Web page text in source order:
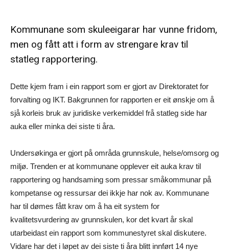
Kommunane som skuleeigarar har vunne fridom,
men og fått att i form av strengare krav til
statleg rapportering.
Dette kjem fram i ein rapport som er gjort av Direktoratet for
forvalting og IKT. Bakgrunnen for rapporten er eit ønskje om å
sjå korleis bruk av juridiske verkemiddel frå statleg side har
auka eller minka dei siste ti åra.
Undersøkinga er gjort på områda grunnskule, helse/omsorg og
miljø. Trenden er at kommunane opplever eit auka krav til
rapportering og handsaming som pressar småkommunar på
kompetanse og ressursar dei ikkje har nok av. Kommunane
har til dømes fått krav om å ha eit system for
kvalitetsvurdering av grunnskulen, kor det kvart år skal
utarbeidast ein rapport som kommunestyret skal diskutere.
Vidare har det i løpet av dei siste ti åra blitt innført 14 nye